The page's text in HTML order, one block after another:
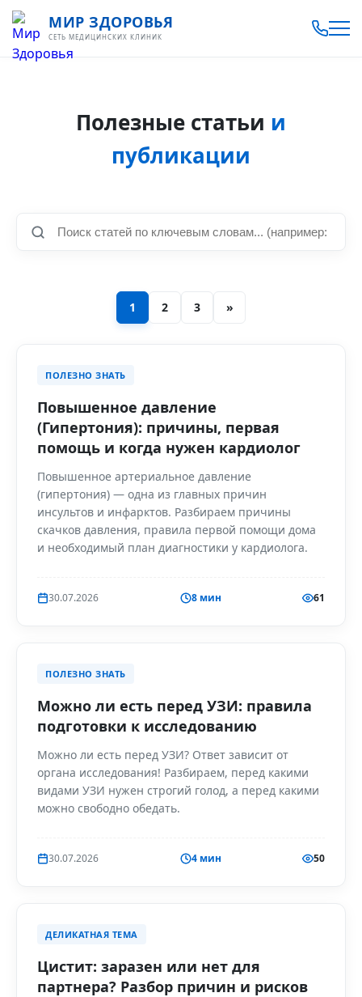
МИР ЗДОРОВЬЯ
СЕТЬ МЕДИЦИНСКИХ КЛИНИК
Полезные статьи и
публикации
1 2 3 »
ПОЛЕЗНО ЗНАТЬ
Повышенное давление
(Гипертония): причины, первая
помощь и когда нужен кардиолог
Повышенное артериальное давление
(гипертония) — одна из главных причин
инсультов и инфарктов. Разбираем причины
скачков давления, правила первой помощи дома
и необходимый план диагностики у кардиолога.
30.07.2026 8 мин 61
ПОЛЕЗНО ЗНАТЬ
Можно ли есть перед УЗИ: правила
подготовки к исследованию
Можно ли есть перед УЗИ? Ответ зависит от
органа исследования! Разбираем, перед какими
видами УЗИ нужен строгий голод, а перед какими
можно свободно обедать.
30.07.2026 4 мин 50
ДЕЛИКАТНАЯ ТЕМА
Цистит: заразен или нет для
партнера? Разбор причин и рисков